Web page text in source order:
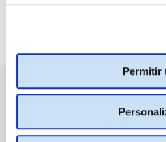
Permitir
PRÓXIMOS ESTRENOS